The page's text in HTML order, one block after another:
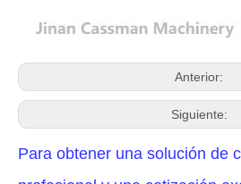
Anterior:
Siguiente:
Para obtener una solución de